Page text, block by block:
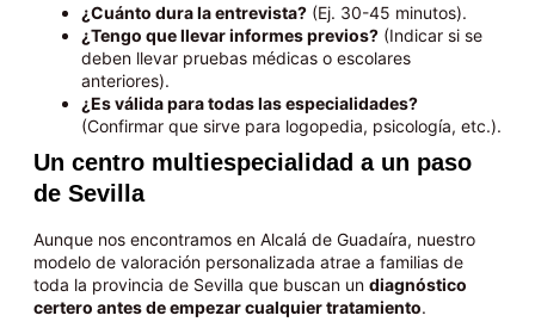
¿Cuánto dura la entrevista? (Ej. 30-45 minutos).
¿Tengo que llevar informes previos? (Indicar si se
deben llevar pruebas médicas o escolares
anteriores).
¿Es válida para todas las especialidades?
(Confirmar que sirve para logopedia, psicología, etc.).
Un centro multiespecialidad a un paso
de Sevilla
Aunque nos encontramos en Alcalá de Guadaíra, nuestro
modelo de valoración personalizada atrae a familias de
toda la provincia de Sevilla que buscan un diagnóstico
certero antes de empezar cualquier tratamiento.